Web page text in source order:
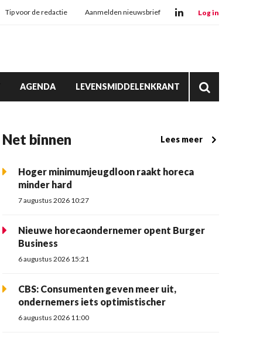
Tip voor de redactie Aanmelden nieuwsbrief Log in
AGENDA LEVENSMIDDELENKRANT
Net binnen Lees meer
Hoger minimumjeugdloon raakt horeca
minder hard
7 augustus 2026 10:27
Nieuwe horecaondernemer opent Burger
Business
6 augustus 2026 15:21
CBS: Consumenten geven meer uit,
ondernemers iets optimistischer
6 augustus 2026 11:00